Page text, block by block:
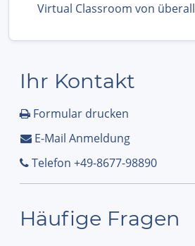
Virtual Classroom von überall
Ihr Kontakt
Formular drucken
E-Mail Anmeldung
Telefon +49-8677-98890
Häufige Fragen